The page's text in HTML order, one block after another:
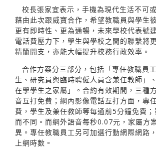
校長張家宜表示，手機為現代生活不可
藉由此次跟威寶合作，希望教職員與學生
更有即時性、更為通暢，未來學校代表號
電話費壓力下，學生與學校之間的聯繫將
精簡開支，亦能大幅提升校務行政效率。
合作方案分三部分，包括「專任教職員
生、研究員與臨時聘僱人員含兼任教師」
在學學生之家屬」。合約有效期間，三種
音互打免費；網內影像電話互打方面，專
費，學生及兼任教師等每通前5分鐘免費
而不同。而網外語音每秒0.07元，家屬方
異。專任教職員工另可加選行動網際網路
上網時數。